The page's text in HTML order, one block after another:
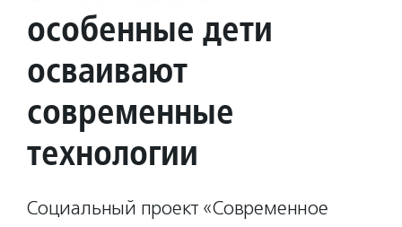
особенные дети
осваивают
современные
технологии
Социальный проект «Современное